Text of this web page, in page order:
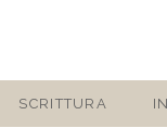
SCRITTURA